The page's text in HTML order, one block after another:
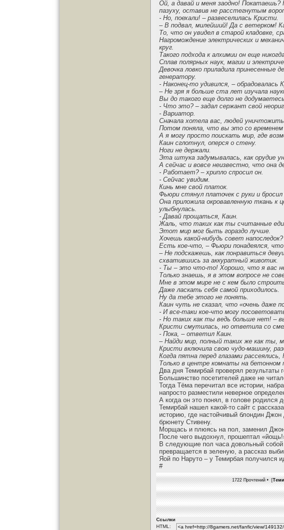
Ой, а давай и меня заодно! Покатаешь?
пазуху, оставив не расстегнутым
- Но, поехали! – развеселилась Кристи.
– В подвал, милейший! Да с ветерком!
То, что он увидел в старой кладовке,
Нагромождение электрических и
круг.
Такого подхода к алхимии он еще
Сплав полярных наук, магии и
Девочка ловко приладила принесенные
генератору.
- Наконец-то удивился, – обрадовалась
– Не зря я больше ста лет изучала
Вы до такого еще долго не
- Что это? – задал сержант свой
- Вариатор.
Сначала хотела вас, людей
Потом поняла, что вы это со временем
А я могу просто поискать мир, где
Каин сглотнул, оперся о стену.
Ноги не держали.
Эта штука задумывалась, как орудие
А сейчас и вовсе неизвестно, что она
- Работает? – хрипло спросил он.
- Сейчас увидим.
Кинь мне свой платок.
Фьюри стянул платочек с руки и бросил
Она приложила окровавленную ткань к
улыбнулась.
- Давай прощаться, Каин.
Жаль, что таких как ты считанные
Этот мир мог быть гораздо лучше.
Хочешь какой-нибудь совет
Есть кое-что, – Фьюри понадеялся, что
– Не подскажешь, как понравиться
схватившись за аккуратный животик.
- Ты – это что-то! Хорошо, что я вас
Только знаешь, я в этом вопросе не
Мне в этом мире не с кем было
Даже ласкать себя самой приходилось.
Ну да тебе этого не понять.
Каин чуть не сказал, что «очень даже
- И все-таки кое-что могу
- Но таких как ты ведь больше нет! –
Кристи смутилась, но ответила со
- Пока, – ответил Каин.
– Найди мир, полный таких же как ты,
Кристи включила свою чудо-машину,
Когда пятна перед глазами
Только в центре комнаты на бетонном
Два дня Темирбай проверял результаты
Большинство посетителей даже не
Тогда Тёма перечитал все истории,
напросто разместили неверное
А когда он это понял, в голове родился
Темирбай нашел какой-то сайт с
историю, где настойчивый блондин
брюнету Стивену.
Морщась и плюясь на пол, заменил
После чего выдохнул, прошептал
В следующие пол часа довольный собой
превращается в зеленую, а рассказ
Яой по Наруто – у Темирбая получился
#
1722 Прочтений • [
Ссылки
HTML: